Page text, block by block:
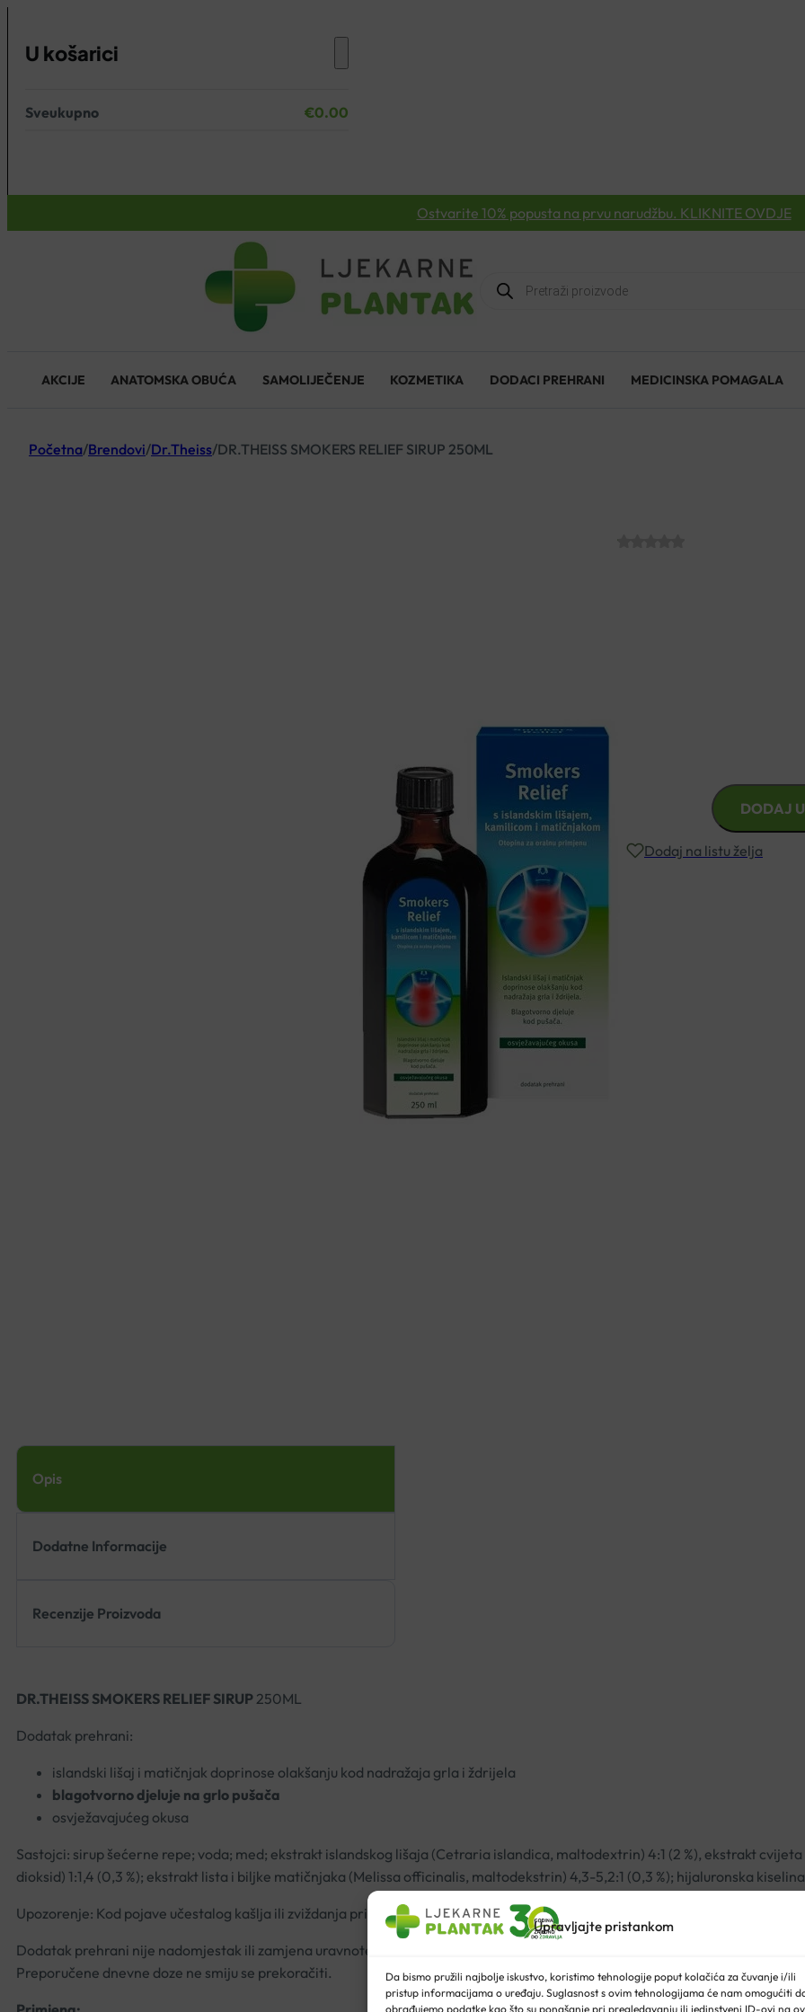
Upravljajte pristankom
Da bismo pružili najbolje iskustvo, koristimo tehnologije poput kolačića za čuvanje i/ili
pristup informacijama o uređaju. Suglasnost s ovim tehnologijama će nam omogućiti
obrađujemo podatke kao što su ponašanje pri pregledavanju ili jedinstveni ID-ovi na
U košarici
Nema proizvoda u košarici.
Sveukupno €0.00
Ostvarite 10% popusta na prvu narudžbu. KLIKNITE OVDJE
Products
search
AKCIJE ANATOMSKA OBUĆA SAMOLIJEČENJE KOZMETIKA DODACI PREHRANI MEDICINSKA POMAGALA
Početna/Brendovi/Dr.Theiss/DR.THEISS SMOKERS RELIEF SIRUP 250ML
DR.THEISS
Otopina za oralnu
Blagotvorno djeluje kod
RELIEF
DODAJ
Dodaj na listu želja
Opis
Dodatne Informacije
Recenzije Proizvoda
DR.THEISS SMOKERS RELIEF SIRUP250ML
Dodatak prehrani:
islandski lišaj i matičnjak doprinose olakšanju kod nadražaja grla i ždrijela
blagotvorno djeluje na grlo pušača
osvježavajućeg okusa
Sastojci: sirup šećerne repe; voda; med; ekstrakt islandskog lišaja (Cetraria islandica, maltodextrin) 4:1 (2 %), ekstrakt
dioksid) 1:1,4 (0,3 %); ekstrakt lista i biljke matičnjaka (Melissa officinalis, maltodekstrin) 4,3-5,2:1 (0,3 %); hijaluronska
Upozorenje: Kod pojave učestalog kašlja ili zviždanja pri disanju, kao i otežanog disanja kod lakšeg fizičkog napora potrebno
Dodatak prehrani nije nadomjestak ili zamjena uravnoteženoj prehrani. Važno je pridržavati se uravnotežene i raznovrsne
Preporučene dnevne doze ne smiju se prekoračiti.